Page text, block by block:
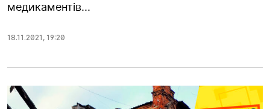
медикаментів...
18.11.2021 , 19:20